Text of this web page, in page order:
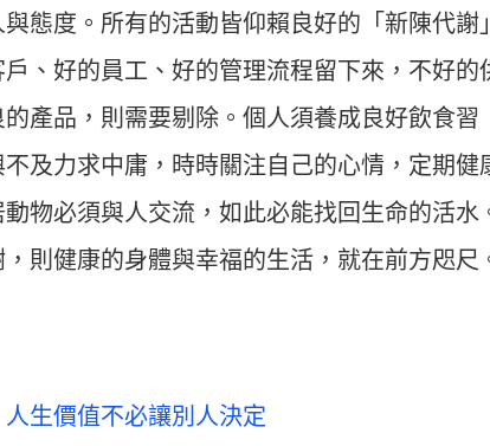
態度。所有的活動皆仰賴良好的「新陳代謝」
、好的員工、好的管理流程留下來，不好的
產品，則需要剔除。個人須養成良好飲食習
及力求中庸，時時關注自己的心情，定期健
物必須與人交流，如此必能找回生命的活水
則健康的身體與幸福的生活，就在前方咫尺
生價值不必讓別人決定